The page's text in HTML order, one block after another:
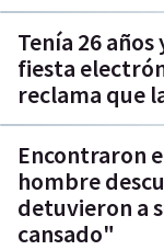
Tenía 26
fiesta
reclama que
Encontraron
hombre
detuvieron a
cansado"